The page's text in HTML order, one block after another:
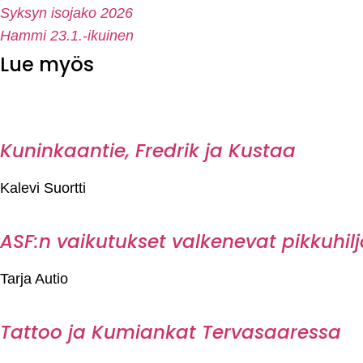
Syksyn isojako 2026
Hammi 23.1.-ikuinen
Lue myös
Kuninkaantie, Fredrik ja Kustaa
Kalevi Suortti
ASF:n vaikutukset valkenevat
Tarja Autio
Tattoo ja Kumiankat Tervasaaressa